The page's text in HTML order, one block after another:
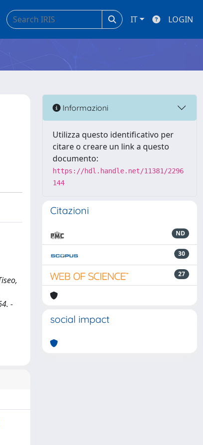
IT LOGIN
-
Informazioni
Utilizza questo identificativo per
citare o creare un link a questo
documento:
https://hdl.handle.net/11381/2296
144
Citazioni
ND
30
27
social impact